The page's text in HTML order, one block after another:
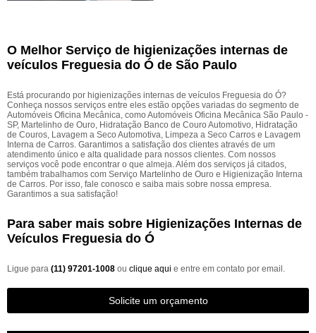
O Melhor Serviço de higienizações internas de
veículos Freguesia do Ó de São Paulo
Está procurando por higienizações internas de veículos Freguesia do Ó?
Conheça nossos serviços entre eles estão opções variadas do segmento de
Automóveis Oficina Mecânica, como Automóveis Oficina Mecânica São Paulo -
SP, Martelinho de Ouro, Hidratação Banco de Couro Automotivo, Hidratação
de Couros, Lavagem a Seco Automotiva, Limpeza a Seco Carros e Lavagem
Interna de Carros. Garantimos a satisfação dos clientes através de um
atendimento único e alta qualidade para nossos clientes. Com nossos
serviços você pode encontrar o que almeja. Além dos serviços já citados,
também trabalhamos com Serviço Martelinho de Ouro e Higienização Interna
de Carros. Por isso, fale conosco e saiba mais sobre nossa empresa.
Garantimos a sua satisfação!
Para saber mais sobre Higienizações Internas de
Veículos Freguesia do Ó
Ligue para (11) 97201-1008 ou clique aqui e entre em contato por email.
Solicite um orçamento